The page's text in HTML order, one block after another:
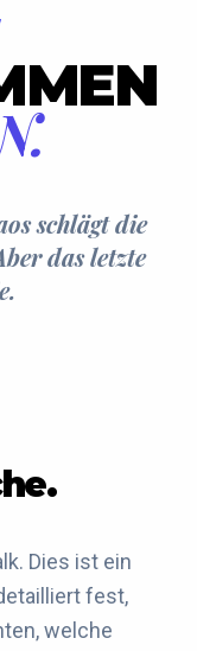
schlägt die
das letzte
Dies ist ein
fest,
welche